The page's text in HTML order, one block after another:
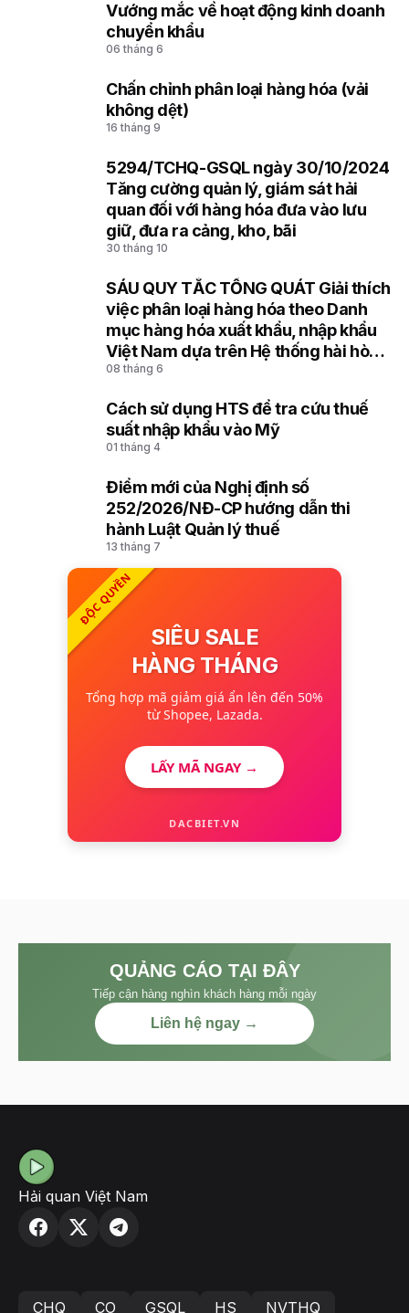
Vướng mắc về hoạt động kinh doanh
chuyển khẩu
06 tháng 6
Chấn chỉnh phân loại hàng hóa (vải
không dệt)
16 tháng 9
5294/TCHQ-GSQL ngày 30/10/2024
Tăng cường quản lý, giám sát hải
quan đối với hàng hóa đưa vào lưu
giữ, đưa ra cảng, kho, bãi
30 tháng 10
SÁU QUY TẮC TỔNG QUÁT Giải thích
việc phân loại hàng hóa theo Danh
mục hàng hóa xuất khẩu, nhập khẩu
Việt Nam dựa trên Hệ thống hài hòa
mô tả và mã hóa hàng hóa (HS) của
08 tháng 6
Cách sử dụng HTS để tra cứu thuế
suất nhập khẩu vào Mỹ
01 tháng 4
Điểm mới của Nghị định số
252/2026/NĐ-CP hướng dẫn thi
hành Luật Quản lý thuế
13 tháng 7
ĐỘC QUYỀN
SIÊU SALE
HÀNG THÁNG
Tổng hợp mã giảm giá ẩn lên đến 50%
từ Shopee, Lazada.
LẤY MÃ NGAY →
DACBIET.VN
QUẢNG CÁO TẠI ĐÂY
Tiếp cận hàng nghìn khách hàng mỗi ngày
Liên hệ ngay →
Hải quan Việt Nam
CHQ CO GSQL HS NVTHQ